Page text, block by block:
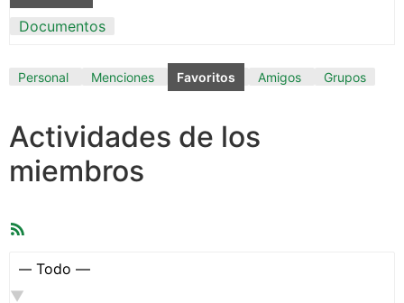
Documentos
Personal Menciones Favoritos Amigos Grupos
Actividades de los
miembros
Mostrar: